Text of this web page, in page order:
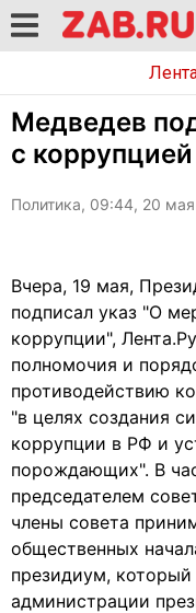
Медведев
с коррупцией
Политика, 09:44, 20
Вчера, 19 мая,
подписал указ "О
коррупции",
полномочия и
противодействию
"в целях создания
коррупции в РФ и
порождающих". В
председателем
члены совета
общественных
президиум, который
администрации